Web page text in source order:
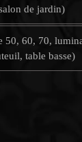
de jardin)
50, 60, 70,
table basse)